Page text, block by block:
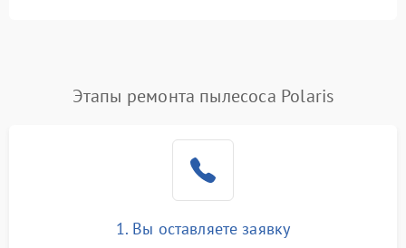
Этапы ремонта пылесоса Polaris
1. Вы оставляете заявку